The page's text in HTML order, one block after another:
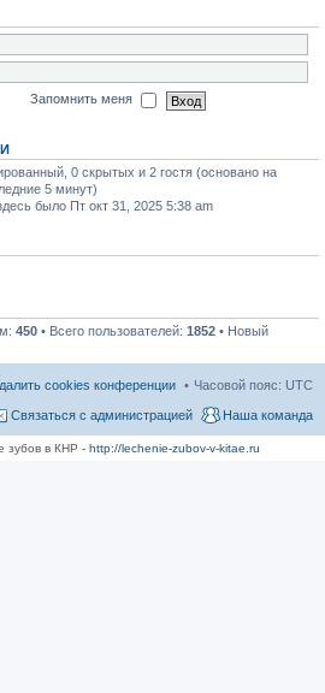
Запомнить меня
0 скрытых и 2 гостя (основано на
5 минут)
было Пт окт 31, 2025 5:38 am
450 • Всего пользователей: 1852 • Новый
Часовой пояс: UTC
cookies конференции
Наша команда
Связаться с администрацией
зубов в КНР - http://lechenie-zubov-v-kitae.ru